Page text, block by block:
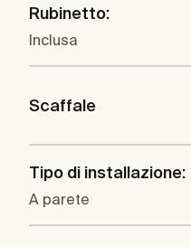
Rubinetto:
Inclusa
Scaffale
Tipo di installazione:
A parete